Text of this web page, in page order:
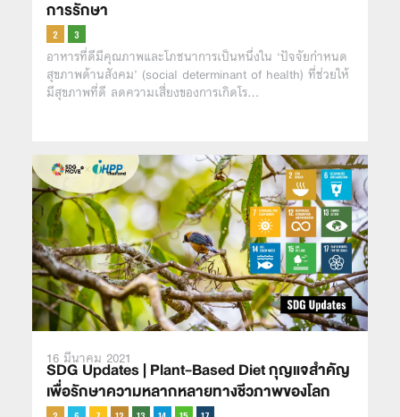
การรักษา
อาหารที่ดีมีคุณภาพและโภชนาการเป็นหนึ่งใน ‘ปัจจัยกำหนด
สุขภาพด้านสังคม’ (social determinant of health) ที่ช่วยให้
มีสุขภาพที่ดี ลดความเสี่ยงของการเกิดโร…
16 มีนาคม 2021
SDG Updates | Plant-Based Diet กุญแจสำคัญ
เพื่อรักษาความหลากหลายทางชีวภาพของโลก